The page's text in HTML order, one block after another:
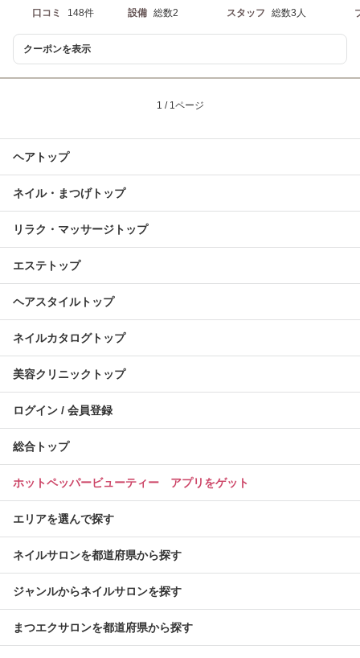
口コミ 148件 設備 総数2 スタッフ 総数3人
クーポンを表示
1 / 1ページ
ヘアトップ
ネイル・まつげトップ
リラク・マッサージトップ
エステトップ
ヘアスタイルトップ
ネイルカタログトップ
美容クリニックトップ
ログイン / 会員登録
総合トップ
ホットペッパービューティー アプリをゲット
エリアを選んで探す
ネイルサロンを都道府県から探す
ジャンルからネイルサロンを探す
まつエクサロンを都道府県から探す